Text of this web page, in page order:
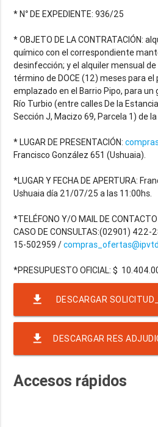
* N° DE EXPEDIENTE: 936/25
* OBJETO DE LA CONTRATACIÓN:
químico con el correspondiente
desinfección; y el alquiler mensual
término de DOCE (12) meses para
emplazado en el Barrio Pipo, para un
Río Turbio (entre calles De la
Sección J, Macizo 69, Parcela 1) de
* LUGAR DE PRESENTACIÓN:
Francisco González 651 (Ushuaia).
*LUGAR Y FECHA DE APERTURA:
Ushuaia día 21/07/25 a las 11:00hs.
*TELÉFONO Y/O MAIL DE
CASO DE CONSULTAS:(02901)
15-502959 /
file_download DESCARGAR
38-EJER-2025-RAF-23-
file_download DESCARGAR RES
Accesos rápidos